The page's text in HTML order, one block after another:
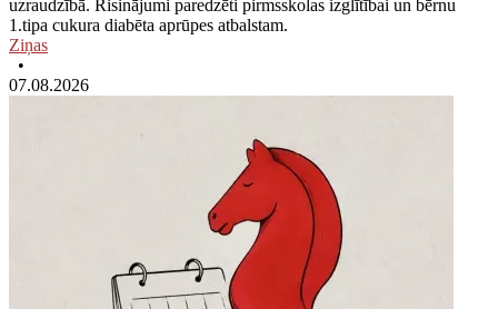
uzraudzībā. Risinājumi paredzēti pirmsskolas izglītībai un bērnu
1.tipa cukura diabēta aprūpes atbalstam.
Ziņas
•
07.08.2026